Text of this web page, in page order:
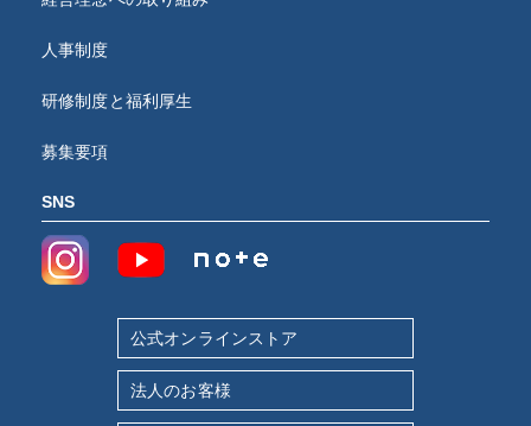
人事制度
研修制度と福利厚生
募集要項
SNS
公式オンラインストア
法人のお客様